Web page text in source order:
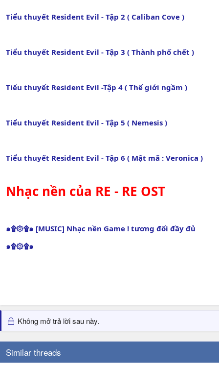
Tiểu thuyết Resident Evil - Tập 2 ( Caliban Cove )
Tiểu thuyết Resident Evil - Tập 3 ( Thành phố chết )
Tiểu thuyết Resident Evil -Tập 4 ( Thế giới ngầm )
Tiểu thuyết Resident Evil - Tập 5 ( Nemesis )
Tiểu thuyết Resident Evil - Tập 6 ( Mật mã : Veronica )
Nhạc nền của RE - RE OST
๑۩۞۩๑ [MUSIC] Nhạc nền Game ! tương đối đầy đủ
๑۩۞۩๑
Không mở trả lời sau này.
Similar threads